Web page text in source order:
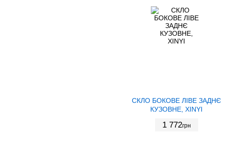
СКЛО БОКОВЕ ЛІВЕ ЗАДНЄ
КУЗОВНЕ, XINYI
1 772грн